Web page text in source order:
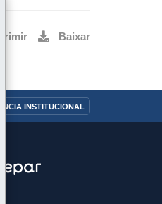
Baixar
INSTITUCIONAL